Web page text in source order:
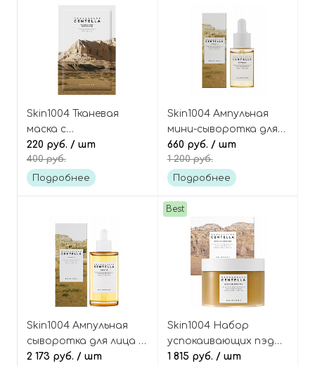
Skin1004 Тканевая
маска с
мадагаскарской
центеллой (51%),
Madagascar Centella
220 руб. / шт
400 руб.
Подробнее
Skin1004 Ампульная
мини-сыворотка для
лица с
мадагаскарской
центеллой (100%),
Ampoule 30 ml
660 руб. / шт
1 200 руб.
Подробнее
Skin1004 Ампульная
сыворотка для лица с
мадагаскарской
2 173 руб. / шт
Best
Skin1004 Набор
успокаивающих пэдов
с мадагаскарской
1 815 руб. / шт